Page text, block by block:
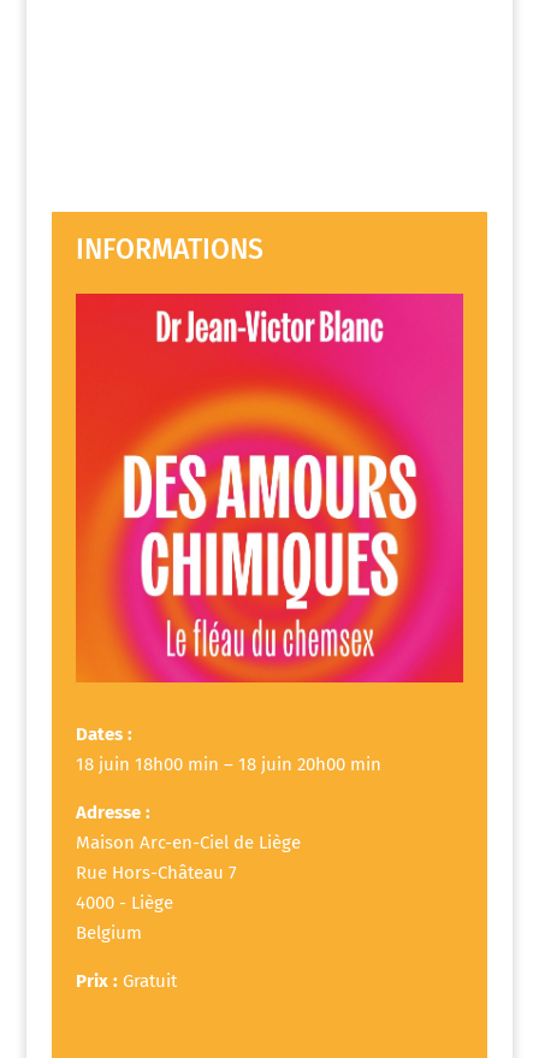
INFORMATIONS
Dates :
18 juin 18h00 min – 18 juin 20h00 min
Adresse :
Maison Arc-en-Ciel de Liège
Rue Hors-Château 7
4000 - Liège
Belgium
Prix : Gratuit